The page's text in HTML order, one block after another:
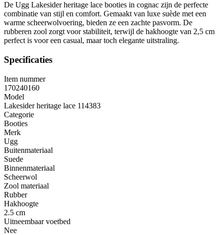
De Ugg Lakesider heritage lace booties in cognac zijn de perfecte
combinatie van stijl en comfort. Gemaakt van luxe suède met een
warme scheerwolvoering, bieden ze een zachte pasvorm. De
rubberen zool zorgt voor stabiliteit, terwijl de hakhoogte van 2,5 cm
perfect is voor een casual, maar toch elegante uitstraling.
Specificaties
Item nummer
170240160
Model
Lakesider heritage lace 114383
Categorie
Booties
Merk
Ugg
Buitenmateriaal
Suede
Binnenmateriaal
Scheerwol
Zool materiaal
Rubber
Hakhoogte
2.5 cm
Uitneembaar voetbed
Nee